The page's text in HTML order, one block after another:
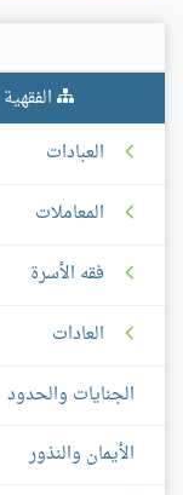
الفقهية
العبادات
المعاملات
فقه الأسرة
العادات
الجنايات والحدود
الأيمان والنذور